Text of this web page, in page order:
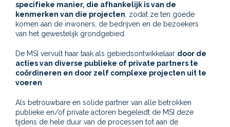
specifieke manier, die afhankelijk is van de
kenmerken van die projecten , zodat ze ten goede
komen aan de inwoners, de bedrijven en de bezoekers
van het gewestelijk grondgebied.
De MSI vervult haar taak als gebiedsontwikkelaar door de
acties van diverse publieke of private partners te
coördineren en door zelf complexe projecten uit te
voeren
Als betrouwbare en solide partner van alle betrokken
publieke en/of private actoren begeleidt de MSI deze
tijdens de hele duur van de processen tot aan de